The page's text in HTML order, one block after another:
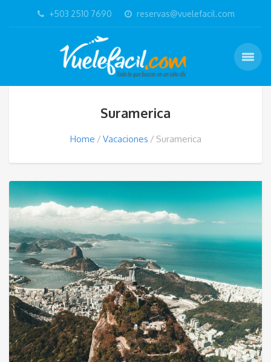
+503 2510 7690 reservas@vuelefacil.com
Suramerica
Home Vacaciones Suramerica